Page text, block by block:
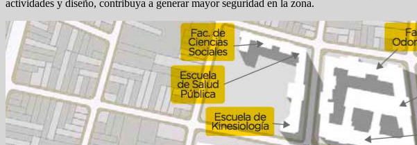
actividades y diseño, contribuya a generar mayor seguridad en la zona.